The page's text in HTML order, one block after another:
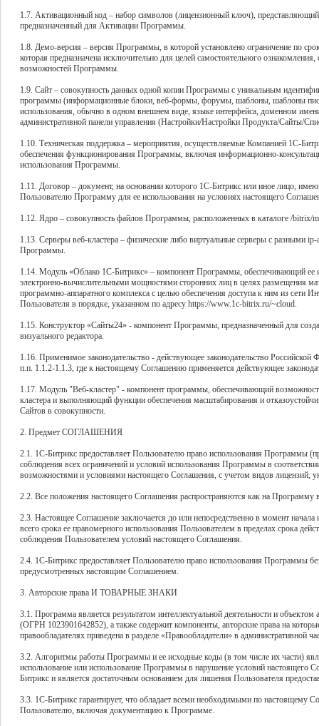
1.7. Активационный код – набор символов (лицензионный ключ), представляющий
предназначенный для Активации Программы.
1.8. Демо-версия – версия Программы, в которой установлено ограничение по
которая предназначена исключительно для целей самостоятельного
возможностей Программы.
1.9. Сайт – совокупность данных одной копии Программы с уникальным
программы (информационные блоки, веб-формы, форумы, шаблоны, шаблоны
использования, обычно в одном внешнем виде, языке интерфейса, доменном
административной панели управления (Настройки/Настройки Продукта/Сайты/
1.10. Техническая поддержка – мероприятия, осуществляемые Компанией 1С-
обеспечения функционирования Программы, включая информационно-
использования Программы.
1.11. Договор – документ, на основании которого 1С-Битрикс или иное лицо,
Пользователю Программу для ее использования на условиях настоящего
1.12. Ядро – совокупность файлов Программы, расположенных в каталоге /bitrix/
1.13. Серверы веб-кластера – физические либо виртуальные серверы с разными
Программы.
1.14. Модуль «Облако 1С-Битрикс» – компонент Программы, обеспечивающий ее
электронно-вычислительными мощностями сторонних лиц в целях размещения
программно-аппаратного комплекса с целью обеспечения доступа к ним из сети
Пользователя в порядке, указанном по адресу https://www.1c-bitrix.ru/~cloud.
1.15. Конструктор «Сайты24» - компонент Программы, предназначенный для
визуального редактора.
1.16. Применимое законодательство - действующее законодательство
п.п. 1.1.2-1.1.3, где к настоящему Соглашению применяется действующее
1.17. Модуль "Веб-кластер" - компонент программы, обеспечивающий
кластера и выполняющий функции обеспечения масштабирования и
Сайтов в совокупности.
2. Предмет СОГЛАШЕНИЯ
2.1. 1С-Битрикс предоставляет Пользователю право использования Программы
соблюдения всех ограничений и условий использования Программы в
возможностями и условиями настоящего Соглашения, с учетом видов лицензий,
2.2. Все положения настоящего Соглашения распространяются как на Программу
2.3. Настоящее Соглашение заключается до или непосредственно в момент
всего срока ее правомерного использования Пользователем в пределах срока
соблюдения Пользователем условий настоящего Соглашения.
2.4. 1С-Битрикс предоставляет Пользователю право использования Программы
предусмотренных настоящим Соглашением.
3. Авторские права И ТОВАРНЫЕ ЗНАКИ
3.1. Программа является результатом интеллектуальной деятельности и
(ОГРН 1023901642852), а также содержит компоненты, авторские права на
правообладателях приведена в разделе «Правообладатели» в административной
3.2. Алгоритмы работы Программы и ее исходные коды (в том числе их части)
использование или использование Программы в нарушение условий настоящего
Битрикс и является достаточным основанием для лишения Пользователя
3.3. 1С-Битрикс гарантирует, что обладает всеми необходимыми по настоящему
Пользователю, включая документацию к Программе.